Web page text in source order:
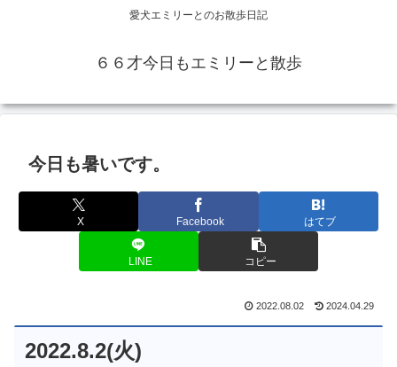
愛犬エミリーとのお散歩日記
６６才今日もエミリーと散歩
今日も暑いです。
X Facebook はてブ
LINE コピー
2022.08.02 2024.04.29
2022.8.2(火)